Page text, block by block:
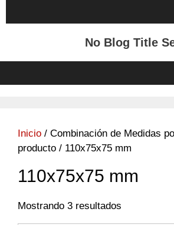
al
No Blog Title
Inicio / Combinación de Medidas
producto / 110x75x75 mm
110x75x75 mm
Mostrando 3 resultados